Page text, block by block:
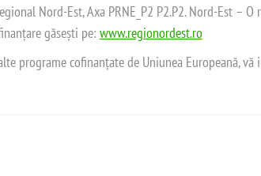
Nord-Est, Axa PRNE_P2 P2.P2. Nord-Est –
găsești pe: www.regionordest.ro
programe cofinanțate de Uniunea Europeană,